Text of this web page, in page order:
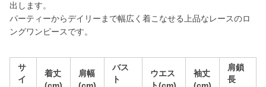
出します。
パーティーからデイリーまで幅広く着こなせる上品なレースのロ
ングワンピースです。
サ
イ
着丈
肩幅
バス
ト
ウエス
袖丈
肩鎖
長